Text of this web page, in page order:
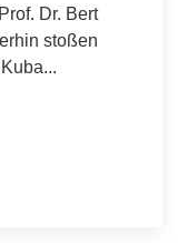
Dr. Bert
stoßen